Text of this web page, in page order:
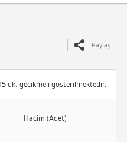
Paylaş
dk. gecikmeli gösterilmektedir.
Hacim (Adet)